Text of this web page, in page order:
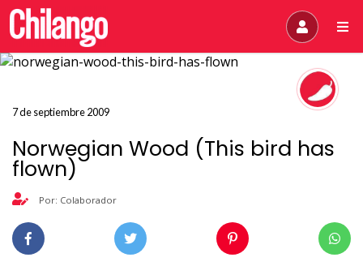
7 de septiembre 2009
Norwegian Wood (This bird has
flown)
Por: Colaborador